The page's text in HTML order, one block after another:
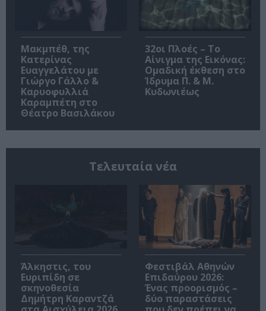
Μακμπέθ, της
Κατερίνας
Ευαγγελάτου με
Γιώργο Γάλλο &
Καρυοφυλλιά
Καραμπέτη στο
Θέατρο Βασιλάκου
32οι Πλοές – Το
Αίνιγμα της Εικόνας:
Ομαδική έκθεση στο
Ίδρυμα Π. & Μ.
Κυδωνιέως
Τελευταία νέα
Άλκηστις, του
Ευριπίδη σε
σκηνοθεσία
Δημήτρη Καραντζά
Φεστιβάλ Αθηνών
Επιδαύρου 2026:
Ένας προορισμός –
δύο παραστάσεις